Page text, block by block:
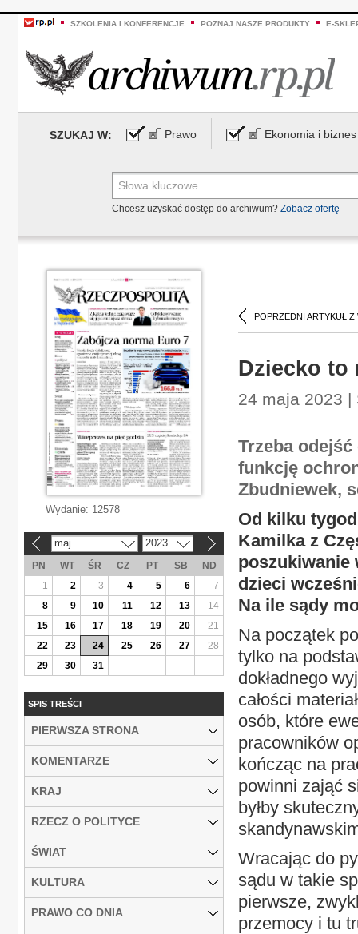
SZKOLENIA I KONFERENCJE POZNAJ NASZE PRODUKTY E-
SZUKAJ W: Prawo Ekonomia i biznes
Chcesz uzyskać dostęp do archiwum? Zobacz ofertę
POPRZEDNI ARTYKUŁ Z
Dziecko to
24 maja 2023 |
Trzeba
funkcję
Zbudniewek,
Od kilku
Kamilka z
poszukiwanie
dzieci
Na ile sądy
Na początek
tylko na
dokładnego
całości
osób, które
pracowników
kończąc na
powinni zająć
byłby
Wracając do
sądu w takie
pierwsze,
przemocy i tu
Wydanie: 12578
maj 2023
PN WT ŚR CZ PT SB
ND
1
2 3 4 5 6
7
8
9 10 11 12 13
14
15
16 17 18 19 20
21
22
23 24 25 26 27
28
29
30 31
SPIS TREŚCI
PIERWSZA STRONA
KOMENTARZE
KRAJ
RZECZ O POLITYCE
ŚWIAT
KULTURA
PRAWO CO DNIA